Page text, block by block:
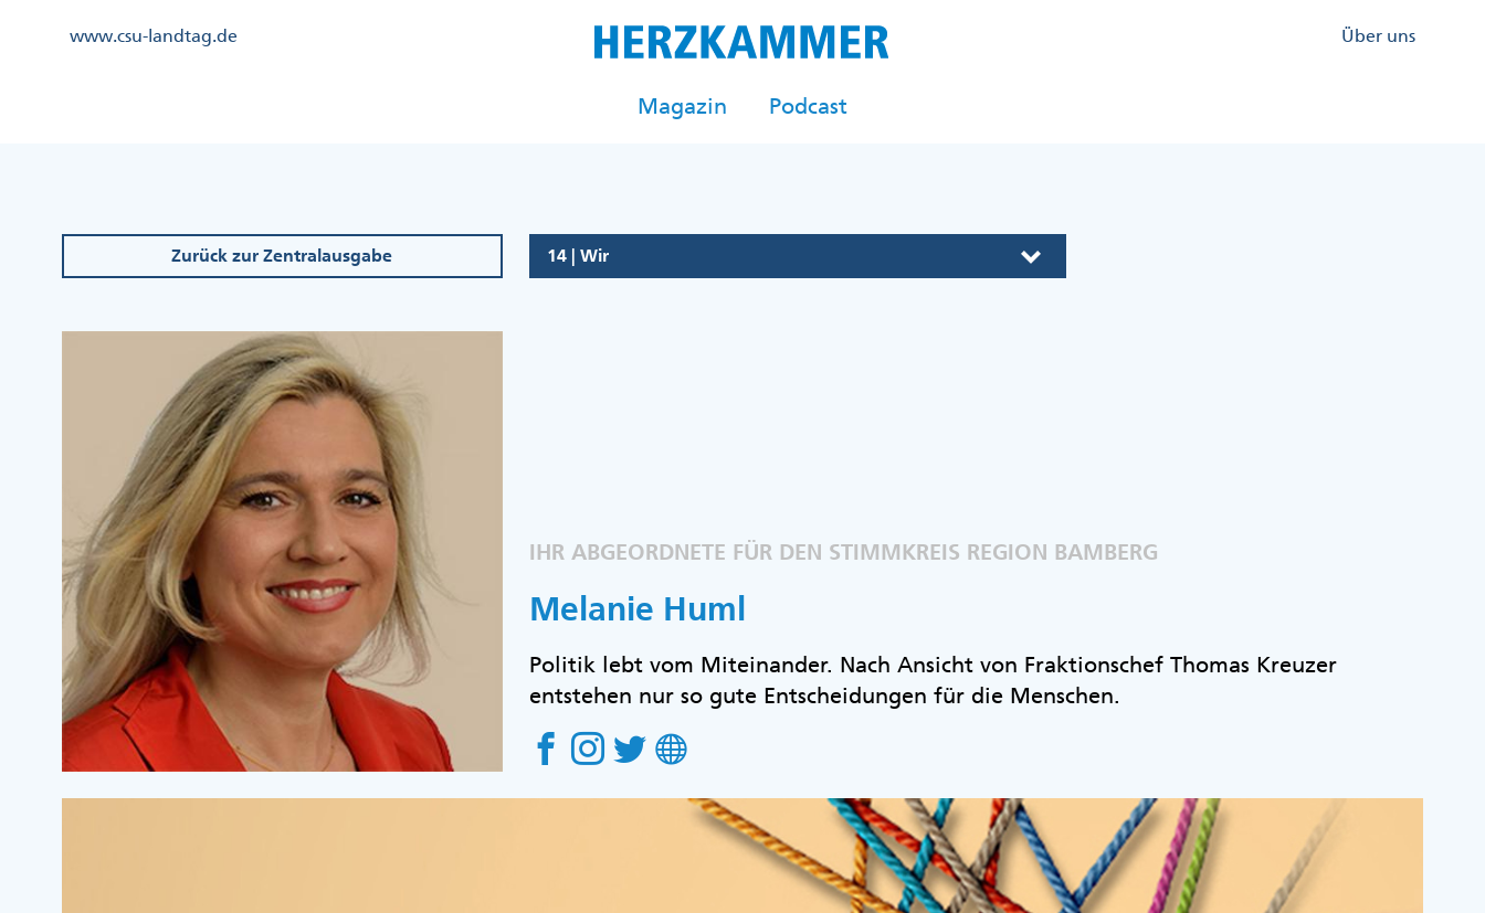
Kopfzeile
www.csu-landtag.de
Kopfzeile
Über uns
Magazin Podcast
Zurück zur Zentralausgabe 14 | Wir
IHR ABGEORDNETE FÜR DEN STIMMKREIS REGION BAMBERG
Melanie Huml
Politik lebt vom Miteinander. Nach Ansicht von Fraktionschef Thomas Kreuzer
entstehen nur so gute Entscheidungen für die Menschen.